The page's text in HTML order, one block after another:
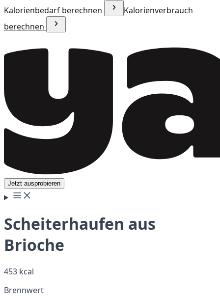
Kalorienbedarf berechnen
Kalorienverbrauch
berechnen
Jetzt ausprobieren
Scheiterhaufen aus
Brioche
453 kcal
Brennwert